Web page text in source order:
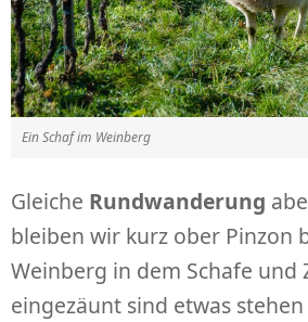
Ein Schaf im Weinberg
Gleiche Rundwanderung
bleiben wir kurz ober Pinzon
Weinberg in dem Schafe und
eingezäunt sind etwas